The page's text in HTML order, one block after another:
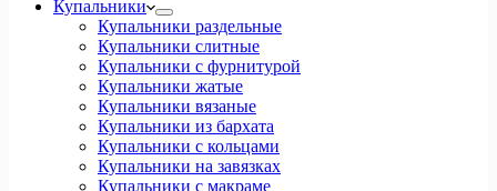
Купальники
Купальники раздельные
Купальники слитные
Купальники с фурнитурой
Купальники жатые
Купальники вязаные
Купальники из бархата
Купальники с кольцами
Купальники на завязках
Купальники с макраме